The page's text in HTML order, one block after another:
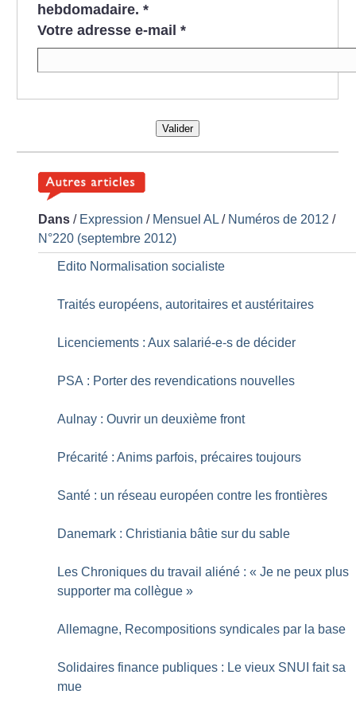
hebdomadaire. *
Votre adresse e-mail *
Valider
Dans / Expression / Mensuel AL / Numéros de 2012 /
N°220 (septembre 2012)
Edito Normalisation socialiste
Traités européens, autoritaires et austéritaires
Licenciements : Aux salarié-e-s de décider
PSA : Porter des revendications nouvelles
Aulnay : Ouvrir un deuxième front
Précarité : Anims parfois, précaires toujours
Santé : un réseau européen contre les frontières
Danemark : Christiania bâtie sur du sable
Les Chroniques du travail aliéné : « Je ne peux plus
supporter ma collègue »
Allemagne, Recompositions syndicales par la base
Solidaires finance publiques : Le vieux SNUI fait sa
mue